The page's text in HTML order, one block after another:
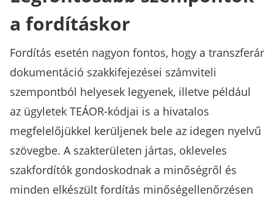
a fordításkor
Fordítás esetén nagyon fontos, hogy a transzferár
dokumentáció szakkifejezései számviteli
szempontból helyesek legyenek, illetve például
az ügyletek TEÁOR-kódjai is a hivatalos
megfelelőjükkel kerüljenek bele az idegen nyelvű
szövegbe. A szakterületen jártas, okleveles
szakfordítók gondoskodnak a minőségről és
minden elkészült fordítás minőségellenőrzésen